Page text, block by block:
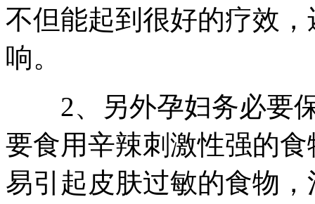
不但能起到很好的疗效
响。
2、另外孕妇务必要保
要食用辛辣刺激性强的
易引起皮肤过敏的食物